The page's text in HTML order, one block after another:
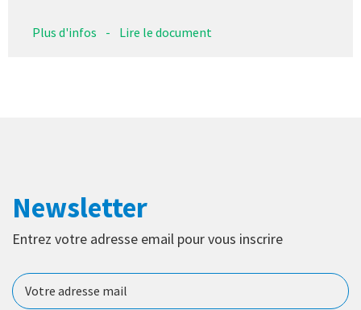
Plus d'infos - Lire le document
Newsletter
Entrez votre adresse email pour vous inscrire